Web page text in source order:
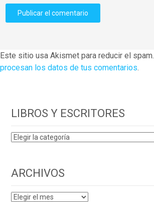
Este sitio usa Akismet para reducir el spam.
procesan los datos de tus comentarios.
LIBROS Y ESCRITORES
LIBROS
ARCHIVOS
ARCHIVOS